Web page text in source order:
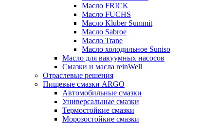
Масло FRICK
Масло FUCHS
Масло Kluber Summit
Масло Sabroe
Масло Trane
Масло холодильное Suniso
Масло для вакуумных насосов
Смазки и масла reinWell
Отраслевые решения
Пищевые смазки ARGO
Автомобильные смазки
Универсальные смазки
Термостойкие смазки
Морозостойкие смазки